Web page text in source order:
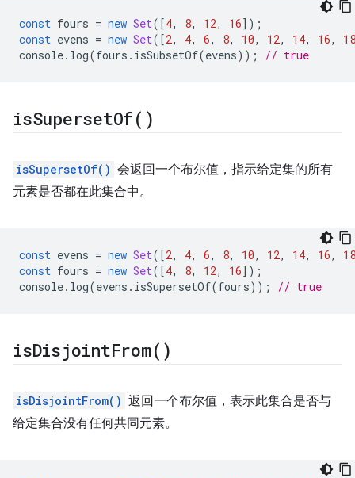
const fours = new Set([4, 8, 12, 16]);
const evens = new Set([2, 4, 6, 8, 10, 12, 14, 16,
18
console. log(fours . isSubsetOf(evens)); // true
isSupersetOf( )
isSupersetOf() 会返回一个布尔值，指示给定集的所有
元素是否都在此集合中。
const evens = new Set([2, 4, 6, 8, 10, 12, 14, 16,
18
const fours = new Set([4, 8, 12, 16]);
console. log(evens . isSupersetOf(fours)); // true
isDisjointFrom( )
isDisjointFrom() 返回一个布尔值，表示此集合是否与
给定集合没有任何共同元素。